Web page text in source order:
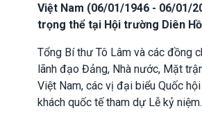
Việt Nam (06/01/1946 - 06/01/
trọng thể tại Hội trường Diên
Tổng Bí thư Tô Lâm và các đồng
lãnh đạo Đảng, Nhà nước, Mặt
Việt Nam, các vị đại biểu Quốc
khách quốc tế tham dự Lễ kỷ niệm.